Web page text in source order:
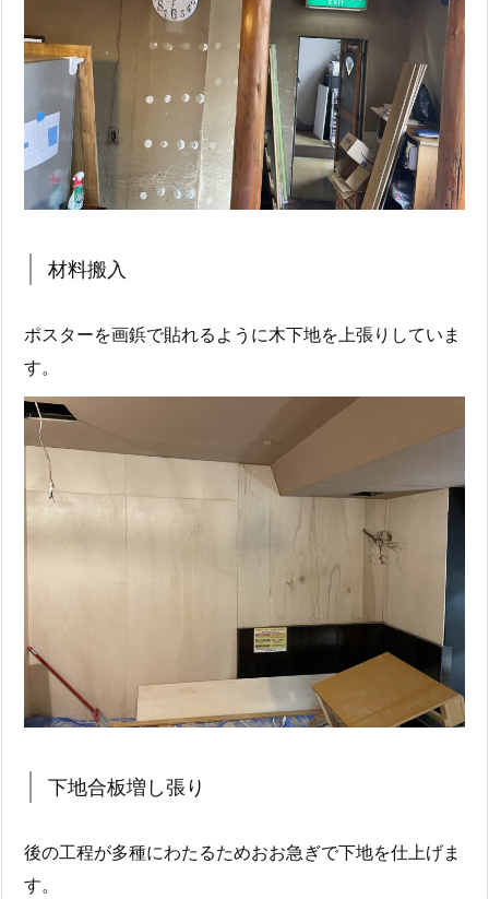
材料搬入
ポスターを画鋲で貼れるように木下地を上張りしていま
す。
下地合板増し張り
後の工程が多種にわたるためおお急ぎで下地を仕上げま
す。